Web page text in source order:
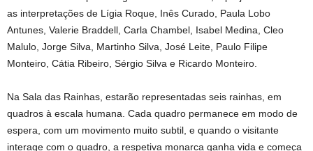
as interpretações de Lígia Roque, Inês Curado, Paula Lobo
Antunes, Valerie Braddell, Carla Chambel, Isabel Medina, Cleo
Malulo, Jorge Silva, Martinho Silva, José Leite, Paulo Filipe
Monteiro, Cátia Ribeiro, Sérgio Silva e Ricardo Monteiro.
Na Sala das Rainhas, estarão representadas seis rainhas, em
quadros à escala humana. Cada quadro permanece em modo de
espera, com um movimento muito subtil, e quando o visitante
interage com o quadro, a respetiva monarca ganha vida e começa